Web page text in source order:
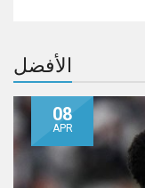
الأفضل
08
APR